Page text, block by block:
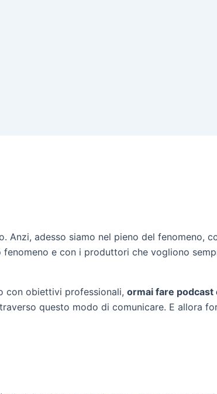
adesso siamo nel pieno del fenomeno,
e con i produttori che vogliono
con obiettivi professionali, ormai fare
questo modo di comunicare. E allora